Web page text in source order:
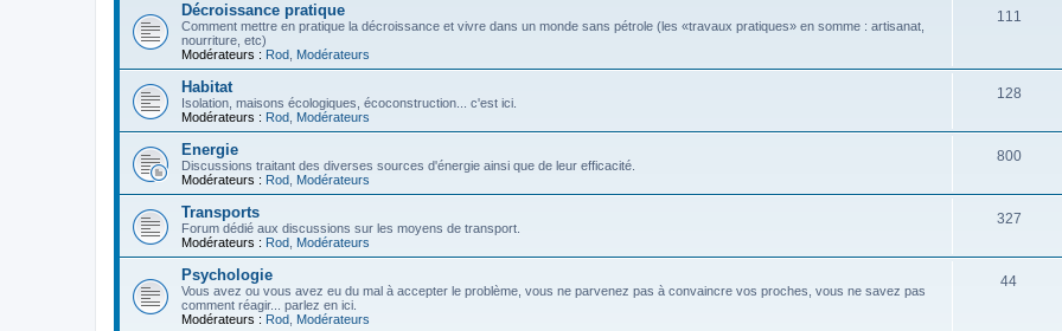
Décroissance pratique
Comment mettre en pratique la décroissance et vivre dans un monde sans pétrole (les «travaux pratiques» en somme : artisanat,
nourriture, etc)
Modérateurs : Rod Modérateurs
111
Habitat
Isolation, maisons écologiques, écoconstruction... c'est ici.
Modérateurs : Rod Modérateurs
128
Energie
Discussions traitant des diverses sources d'énergie ainsi que de leur efficacité.
Modérateurs : Rod Modérateurs
800
Transports
Forum dédié aux discussions sur les moyens de transport.
Modérateurs : Rod Modérateurs
327
Psychologie
Vous avez ou vous avez eu du mal à accepter le problème, vous ne parvenez pas à convaincre vos proches, vous ne savez pas
comment réagir... parlez en ici.
Modérateurs : Rod Modérateurs
44